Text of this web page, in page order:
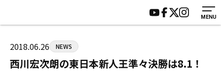
MENU
HOME
ジムについて
トレーニング
施設紹介
会員様の声
2018.06.26 NEWS
西川宏次朗の東日本新人王準々決勝は8.1！